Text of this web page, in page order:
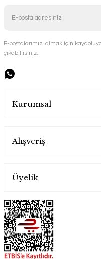
Handygoo Bronz Renkli Bakır
E-postalarımızı almak için
çıkabilirsiniz.
Kurumsal
Alışveriş
Üyelik